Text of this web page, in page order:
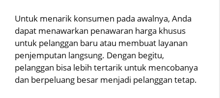
Untuk menarik konsumen pada awalnya, Anda
dapat menawarkan penawaran harga khusus
untuk pelanggan baru atau membuat layanan
penjemputan langsung. Dengan begitu,
pelanggan bisa lebih tertarik untuk mencobanya
dan berpeluang besar menjadi pelanggan tetap.